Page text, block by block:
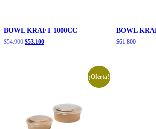
BOWL KRAFT 1000CC
$54.900 El
$53.100El
BOWL
$61.800
¡Oferta!